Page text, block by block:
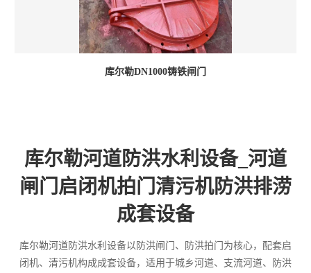
库尔勒DN1000铸铁闸门
库尔勒河道防洪水利设备_河道
闸门启闭机拍门清污机防洪排涝
成套设备
库尔勒河道防洪水利设备以防洪闸门、防洪拍门为核心，配套启
闭机、清污机构成成套设备，适用于城乡河道、支流河道、防洪